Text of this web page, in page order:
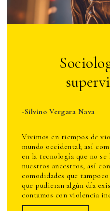
-Silvino Vergara Nava
Vivimos en tiempos de
mundo occidental; así
en la tecnología que no
nuestros ancestros, así
comodidades que
que pudieran algún día
contamos con violencia